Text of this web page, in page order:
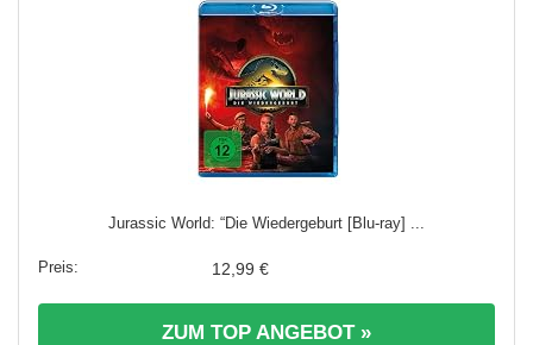
Jurassic World: “Die Wiedergeburt [Blu-ray] ...
12,99 €
ZUM TOP ANGEBOT »